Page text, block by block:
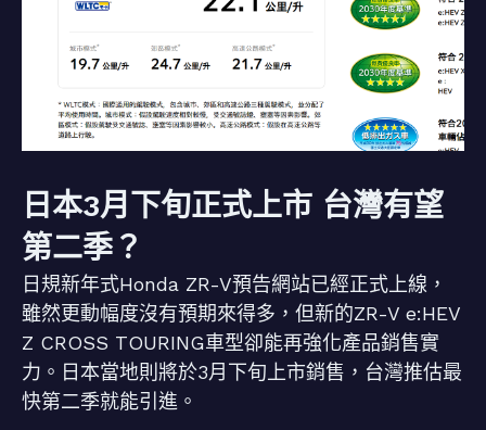
日本3月下旬正式上市 台灣有望
第二季？
日規新年式Honda ZR-V預告網站已經正式上線，
雖然更動幅度沒有預期來得多，但新的ZR-V e:HEV
Z CROSS TOURING車型卻能再強化產品銷售實
力。日本當地則將於3月下旬上市銷售，台灣推估最
快第二季就能引進。